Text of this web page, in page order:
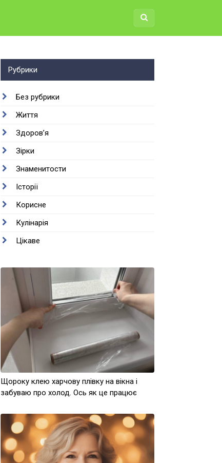
Рубрики
Без рубрики
Життя
Здоров’я
Зірки
Знаменитости
Історії
Корисне
Кулінарія
Цікаве
Щороку клею харчову плівку на вікна і
забуваю про холод. Ось як це працює